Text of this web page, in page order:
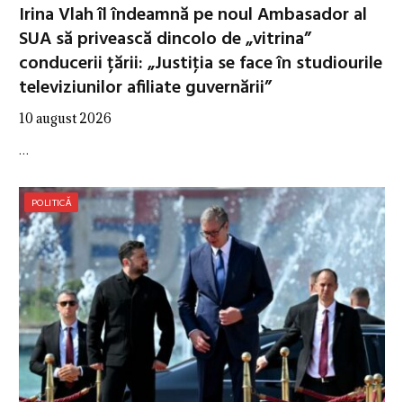
Irina Vlah îl îndeamnă pe noul Ambasador al
SUA să privească dincolo de „vitrina”
conducerii țării: „Justiţia se face în studiourile
televiziunilor afiliate guvernării”
10 august 2026
…
POLITICĂ